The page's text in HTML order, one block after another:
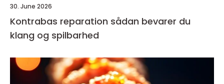
30. June 2026
Kontrabas reparation sådan bevarer du
klang og spilbarhed